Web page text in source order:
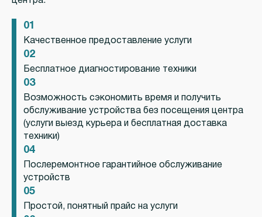
01
Качественное предоставление услуги
02
Бесплатное диагностирование техники
03
Возможность сэкономить время и получить
обслуживание устройства без посещения центра
(услуги выезд курьера и бесплатная доставка
техники)
04
Послеремонтное гарантийное обслуживание
устройств
05
Простой, понятный прайс на услуги